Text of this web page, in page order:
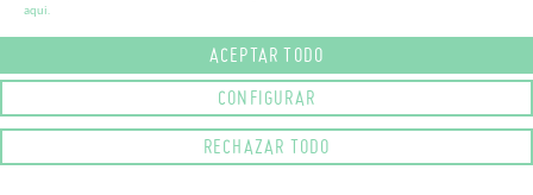
33,
aqui.
ACEPTAR TODO
CONFIGURAR
RECHAZAR TODO